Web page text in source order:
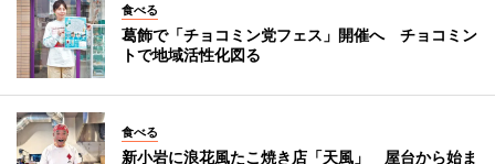
食べる
葛飾で「チョコミン党フェス」開催へ チョコミン
トで地域活性化図る
食べる
新小岩に浪花風たこ焼き店「天風」 屋台から始ま